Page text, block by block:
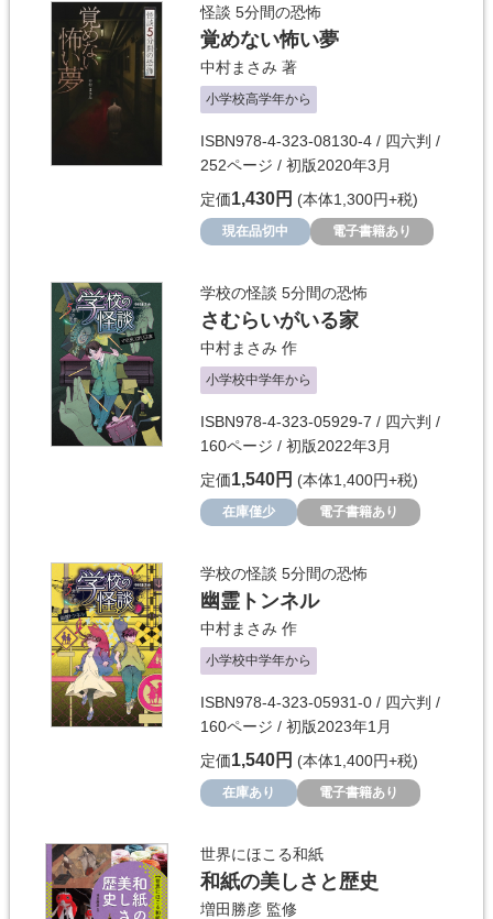
怪談 5分間の恐怖
覚めない怖い夢
中村まさみ 著
小学校高学年から
ISBN978-4-323-08130-4 / 四六判 /
252ページ / 初版2020年3月
定価1,430円 (本体1,300円+税)
現在品切中 電子書籍あり
学校の怪談 5分間の恐怖
さむらいがいる家
中村まさみ 作
小学校中学年から
ISBN978-4-323-05929-7 / 四六判 /
160ページ / 初版2022年3月
定価1,540円 (本体1,400円+税)
在庫僅少 電子書籍あり
学校の怪談 5分間の恐怖
幽霊トンネル
中村まさみ 作
小学校中学年から
ISBN978-4-323-05931-0 / 四六判 /
160ページ / 初版2023年1月
定価1,540円 (本体1,400円+税)
在庫あり 電子書籍あり
世界にほこる和紙
和紙の美しさと歴史
増田勝彦 監修